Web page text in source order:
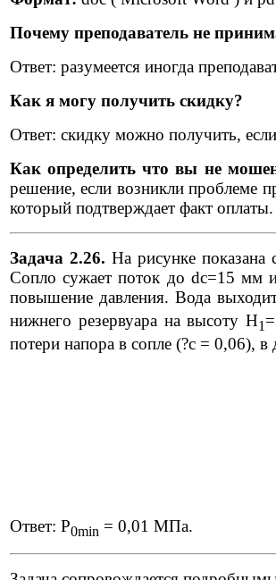
Почему преподаватель не
Ответ: разумеется иногда
Как я могу получить скидку?
Ответ: скидку можно получить,
Как определить что вы не
решение, если возникли проблеме
который подтверждает факт оплаты.
Задача 2.26. На рисунке показана
Сопло сужает поток до dс=15 мм
повышение давления. Вода
нижнего резервуара на высоту H1
потери напора в сопле (?с = 0,06),
Ответ: Р0min = 0,01 МПа.